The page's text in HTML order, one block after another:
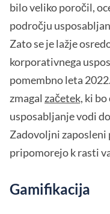
bilo veliko poročil,
področju
Zato se je lažje
korporativnega
pomembno leta
zmagal začetek, ki bo
usposabljanje vodi
Zadovoljni
pripomorejo k rasti
Gamifikacija